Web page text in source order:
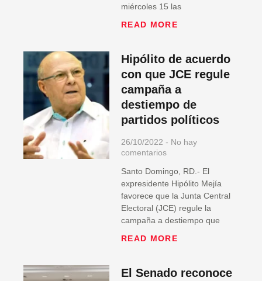
miércoles 15 las
READ MORE
Hipólito de acuerdo
con que JCE regule
campaña a
destiempo de
partidos políticos
26/10/2022
No hay
comentarios
Santo Domingo, RD.- El
expresidente Hipólito Mejía
favorece que la Junta Central
Electoral (JCE) regule la
campaña a destiempo que
READ MORE
El Senado reconoce